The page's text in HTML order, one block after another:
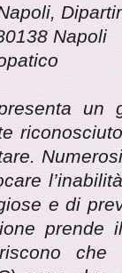
Napoli
un
e di
prende